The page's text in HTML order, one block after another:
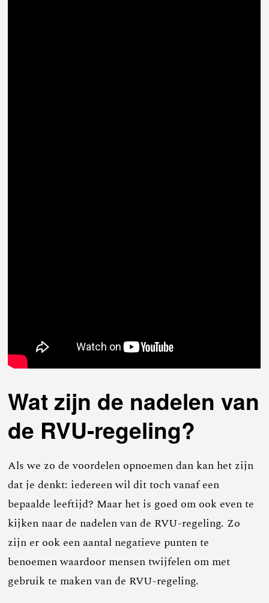
Wat zijn de nadelen van
de RVU-regeling?
Als we zo de voordelen opnoemen dan kan het zijn
dat je denkt: iedereen wil dit toch vanaf een
bepaalde leeftijd? Maar het is goed om ook even te
kijken naar de nadelen van de RVU-regeling. Zo
zijn er ook een aantal negatieve punten te
benoemen waardoor mensen twijfelen om met
gebruik te maken van de RVU-regeling.